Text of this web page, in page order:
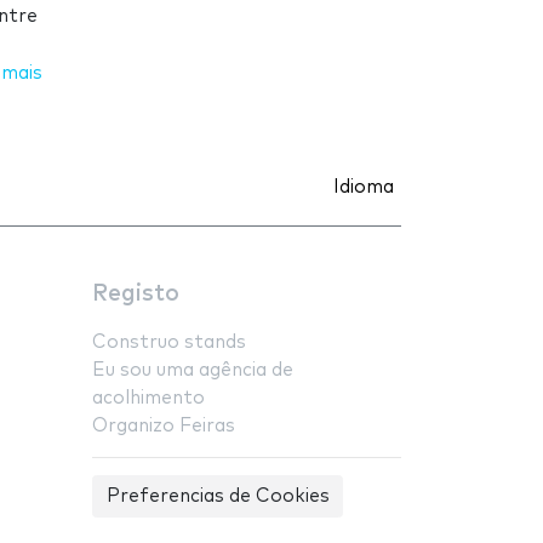
Idioma
Registo
Construo stands
Eu sou uma agência de
acolhimento
Organizo Feiras
Preferencias de Cookies